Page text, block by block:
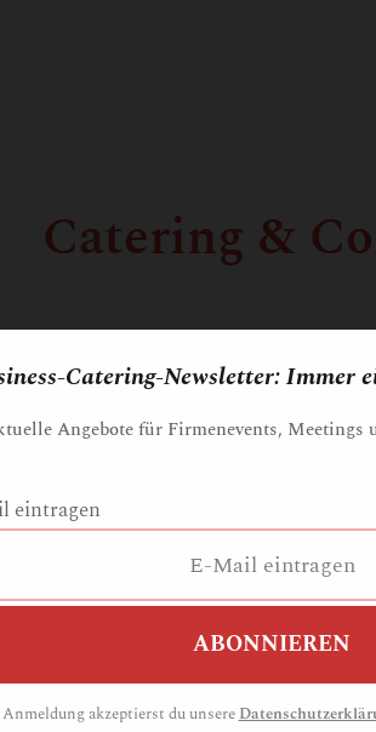
Catering &
in Wien –
Catering-Newsletter: Immer
Angebote für Firmenevents, Meetings
eintragen
akzeptierst du unsere